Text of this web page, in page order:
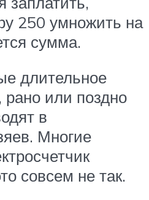
250 умножить на
сумма.
длительное
или поздно
в
Многие
совсем не так.